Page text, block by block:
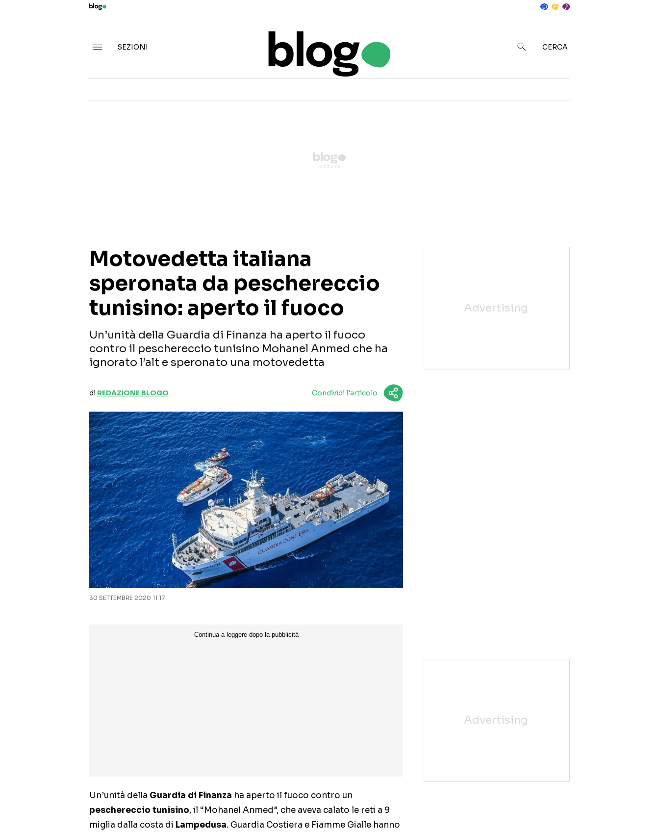
SEZIONI
CERCA
Motovedetta italiana
speronata da peschereccio
tunisino: aperto il fuoco
Un’unità della Guardia di Finanza ha aperto il fuoco
contro il peschereccio tunisino Mohanel Anmed che ha
ignorato l’alt e speronato una motovedetta
di REDAZIONE BLOGO Condividi l'articolo
30 SETTEMBRE 2020 11:17
Un’unità della Guardia di Finanza ha aperto il fuoco contro un
peschereccio tunisino, il “Mohanel Anmed”, che aveva calato le reti a 9
miglia dalla costa di Lampedusa. Guardia Costiera e Fiamme Gialle hanno